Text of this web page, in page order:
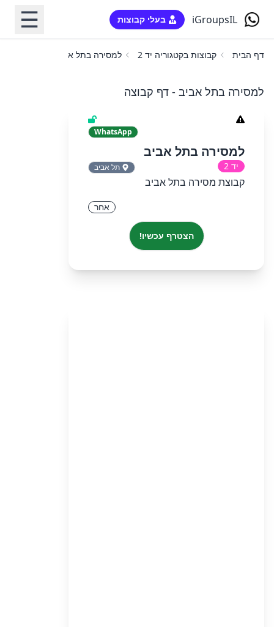
iGroupsIL בעלי קבוצות ☰
דף הבית קבוצות בקטגוריה יד 2 למסירה בתל אביב
למסירה בתל אביב - דף קבוצה
WhatsApp
למסירה בתל אביב
יד 2 תל אביב
קבוצת מסירה בתל אביב
אחר
הצטרף עכשיו!